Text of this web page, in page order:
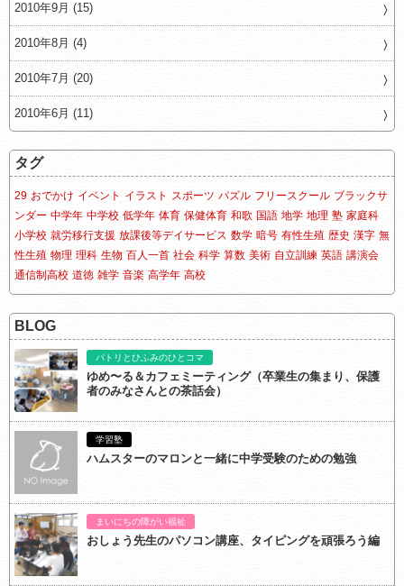
2010年9月 (15)
2010年8月 (4)
2010年7月 (20)
2010年6月 (11)
タグ
29 おでかけ イベント イラスト スポーツ パズル フリースクール ブラックサ
ンダー 中学年 中学校 低学年 体育 保健体育 和歌 国語 地学 地理 塾 家庭科
小学校 就労移行支援 放課後等デイサービス 数学 暗号 有性生殖 歴史 漢字 無
性生殖 物理 理科 生物 百人一首 社会 科学 算数 美術 自立訓練 英語 講演会
通信制高校 道徳 雑学 音楽 高学年 高校
BLOG
パトリとひふみのひとコマ
ゆめ〜る＆カフェミーティング（卒業生の集まり、保護
者のみなさんとの茶話会）
学習塾
ハムスターのマロンと一緒に中学受験のための勉強
まいにちの障がい福祉
おしょう先生のパソコン講座、タイピングを頑張ろう編